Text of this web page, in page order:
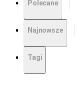
Polecane
Najnowsze
Tagi